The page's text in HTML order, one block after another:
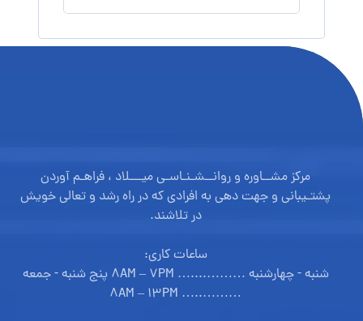
مرکز مشــاوره و روانــشـنـاسـی میـــلاد ، فراهـم آوردن
پشتـیبانی و جهت دهی به افرادی که در راه رشد و تعالی خویش
در تلاشند.